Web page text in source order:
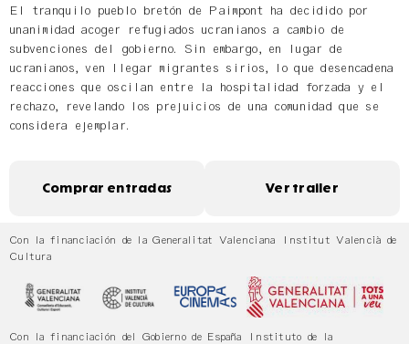
El tranquilo pueblo bretón de Paimpont ha decidido por
unanimidad acoger refugiados ucranianos a cambio de
subvenciones del gobierno. Sin embargo, en lugar de
ucranianos, ven llegar migrantes sirios, lo que desencadena
reacciones que oscilan entre la hospitalidad forzada y el
rechazo, revelando los prejuicios de una comunidad que se
considera ejemplar.
Comprar entradas Ver trailer
Con la financiación de la Generalitat Valenciana Institut Valencià de
Cultura
Con la financiación del Gobierno de España Instituto de la